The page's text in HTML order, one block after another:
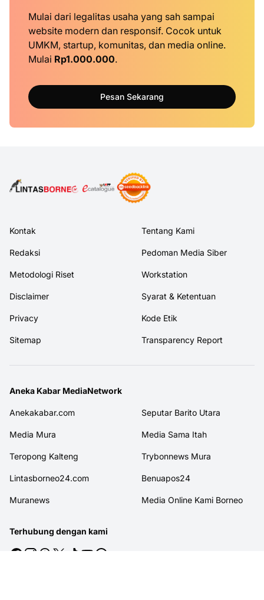
Mulai dari legalitas usaha yang sah sampai
website modern dan responsif. Cocok untuk
UMKM, startup, komunitas, dan media online.
Mulai Rp1.000.000.
Pesan Sekarang
Kontak Tentang Kami
Redaksi Pedoman Media Siber
Metodologi Riset Workstation
Disclaimer Syarat & Ketentuan
Privacy Kode Etik
Sitemap Transparency Report
Aneka Kabar MediaNetwork
Anekakabar.com Seputar Barito Utara
Media Mura Media Sama Itah
Teropong Kalteng Trybonnews Mura
Lintasborneo24.com Benuapos24
Muranews Media Online Kami Borneo
Terhubung dengan kami